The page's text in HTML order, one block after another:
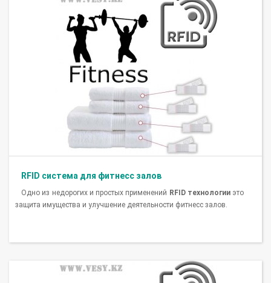
RFID система для фитнесс залов
Одно из недорогих и простых применений RFID технологииэто
защита имущества и улучшение деятельности фитнесс залов.